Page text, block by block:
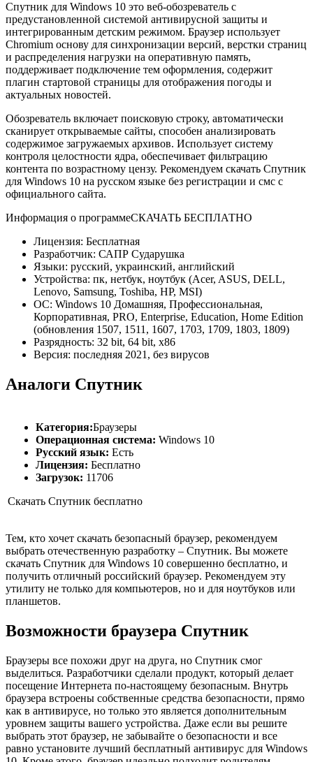
Спутник для Windows 10 это веб-обозреватель с
предустановленной системой антивирусной защиты и
интегрированным детским режимом. Браузер использует
Chromium основу для синхронизации версий, верстки страниц
и распределения нагрузки на оперативную память,
поддерживает подключение тем оформления, содержит
плагин стартовой страницы для отображения погоды и
актуальных новостей.
Обозреватель включает поисковую строку, автоматически
сканирует открываемые сайты, способен анализировать
содержимое загружаемых архивов. Использует систему
контроля целостности ядра, обеспечивает фильтрацию
контента по возрастному цензу. Рекомендуем скачать Спутник
для Windows 10 на русском языке без регистрации и смс с
официального сайта.
Информация о программеСКАЧАТЬ БЕСПЛАТНО
Лицензия: Бесплатная
Разработчик: САПР Сударушка
Языки: русский, украинский, английский
Устройства: пк, нетбук, ноутбук (Acer, ASUS, DELL,
Lenovo, Samsung, Toshiba, HP, MSI)
ОС: Windows 10 Домашняя, Профессиональная,
Корпоративная, PRO, Enterprise, Education, Home Edition
(обновления 1507, 1511, 1607, 1703, 1709, 1803, 1809)
Разрядность: 32 bit, 64 bit, x86
Версия: последняя 2021, без вирусов
Аналоги Спутник
Категория:Браузеры
Операционная система: Windows 10
Русский язык: Есть
Лицензия: Бесплатно
Загрузок: 11706
Скачать Спутник бесплатно
Тем, кто хочет скачать безопасный браузер, рекомендуем
выбрать отечественную разработку – Спутник. Вы можете
скачать Спутник для Windows 10 совершенно бесплатно, и
получить отличный российский браузер. Рекомендуем эту
утилиту не только для компьютеров, но и для ноутбуков или
планшетов.
Возможности браузера Спутник
Браузеры все похожи друг на друга, но Спутник смог
выделиться. Разработчики сделали продукт, который делает
посещение Интернета по-настоящему безопасным. Внутрь
браузера встроены собственные средства безопасности, прямо
как в антивирусе, но только это является дополнительным
уровнем защиты вашего устройства. Даже если вы решите
выбрать этот браузер, не забывайте о безопасности и все
равно установите лучший бесплатный антивирус для Windows